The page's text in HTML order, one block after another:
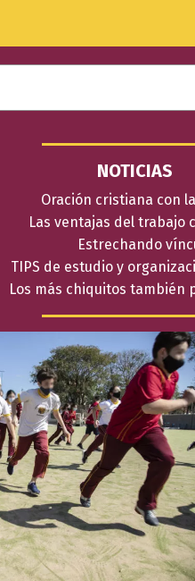
a
r
NOTICIAS
Oración cristiana con
Las ventajas del trabajo
Estrechando
TIPS de estudio y
Los más chiquitos también